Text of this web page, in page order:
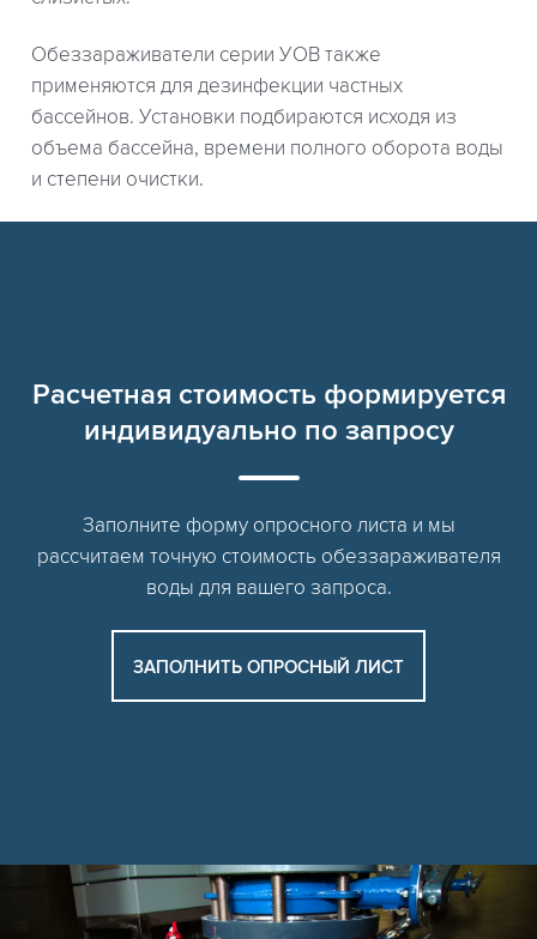
Обеззараживатели серии УОВ также
применяются для дезинфекции частных
бассейнов. Установки подбираются исходя из
объема бассейна, времени полного оборота воды
и степени очистки.
Расчетная стоимость формируется
индивидуально по запросу
Заполните форму опросного листа и мы
рассчитаем точную стоимость обеззараживателя
воды для вашего запроса.
ЗАПОЛНИТЬ ОПРОСНЫЙ ЛИСТ